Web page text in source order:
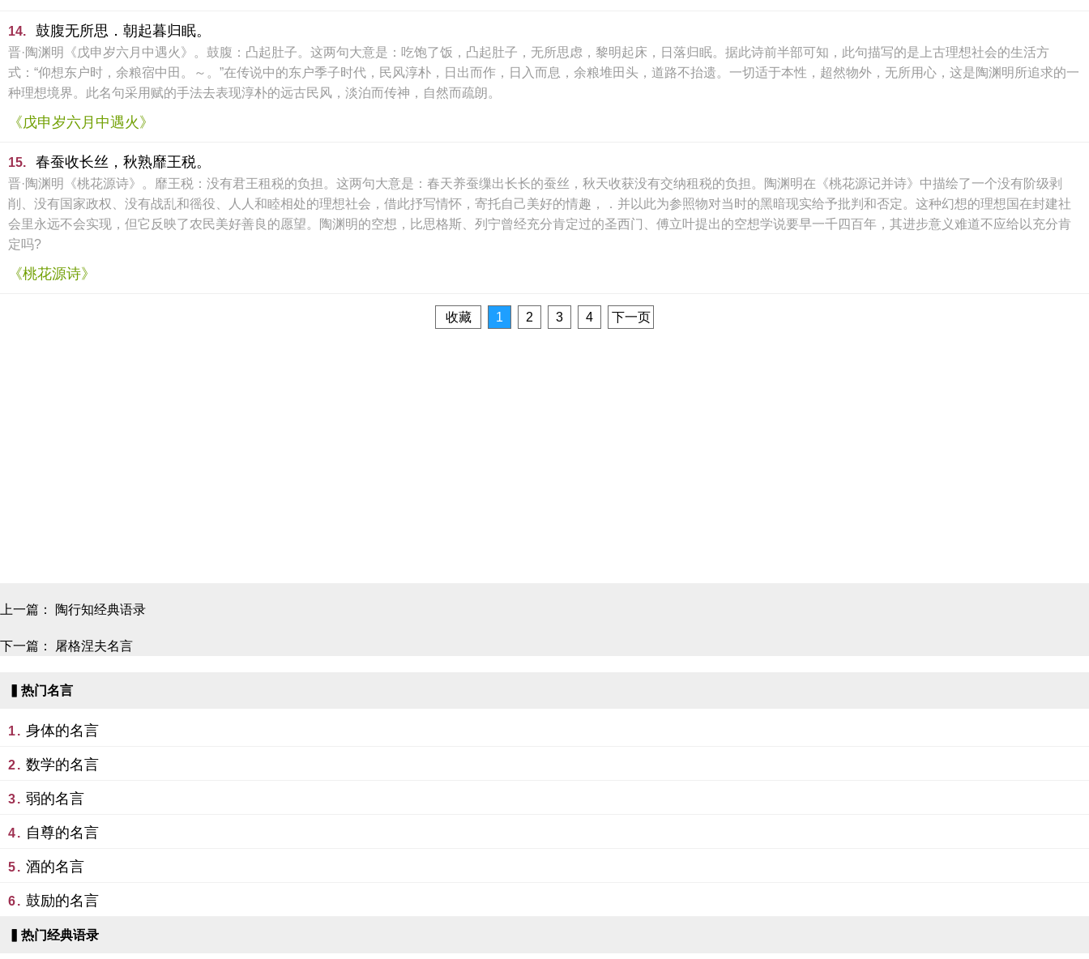
14. 鼓腹无所思．朝起暮归眠。
晋·陶渊明《戊申岁六月中遇火》。鼓腹：凸起肚子。这两句大意是：吃饱了饭，凸起肚子，无所思虑，黎明起床，日落归眠。据此诗前半部可知，此句描写的是上古理想社会的生活方
式：“仰想东户时，余粮宿中田。～。”在传说中的东户季子时代，民风淳朴，日出而作，日入而息，余粮堆田头，道路不抬遗。一切适于本性，超然物外，无所用心，这是陶渊明所追求的一
种理想境界。此名句采用赋的手法去表现淳朴的远古民风，淡泊而传神，自然而疏朗。
《戊申岁六月中遇火》
15. 春蚕收长丝，秋熟靡王税。
晋·陶渊明《桃花源诗》。靡王税：没有君王租税的负担。这两句大意是：春天养蚕缫出长长的蚕丝，秋天收获没有交纳租税的负担。陶渊明在《桃花源记并诗》中描绘了一个没有阶级剥
削、没有国家政权、没有战乱和徭役、人人和睦相处的理想社会，借此抒写情怀，寄托自己美好的情趣，．并以此为参照物对当时的黑暗现实给予批判和否定。这种幻想的理想国在封建社
会里永远不会实现，但它反映了农民美好善良的愿望。陶渊明的空想，比思格斯、列宁曾经充分肯定过的圣西门、傅立叶提出的空想学说要早一千四百年，其进步意义难道不应给以充分肯
定吗?
《桃花源诗》
收藏 1 2 3 4 下一页
上一篇： 陶行知经典语录
下一篇： 屠格涅夫名言
▍热门名言
1. 身体的名言
2. 数学的名言
3. 弱的名言
4. 自尊的名言
5. 酒的名言
6. 鼓励的名言
▍热门经典语录